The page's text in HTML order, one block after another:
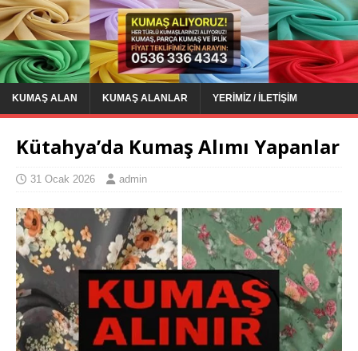
KUMAŞ ALAN KUMAŞ ALANLAR YERIMIZ / İLETIŞIM
Kütahya’da Kumaş Alımı Yapanlar
31 Ocak 2026 admin